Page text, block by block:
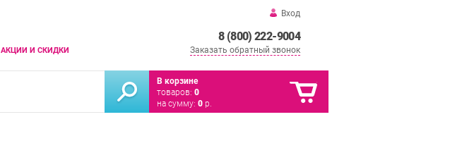
Вход
8 (800) 222-9004
Заказать обратный звонок
АКЦИИ И СКИДКИ
В корзине
товаров: 0
на сумму: 0 р.